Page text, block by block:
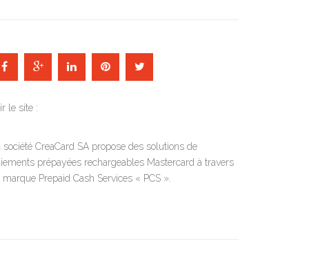
le site :
société CreaCard SA propose des solutions de
prépayées rechargeables Mastercard à travers
marque Prepaid Cash Services « PCS ».